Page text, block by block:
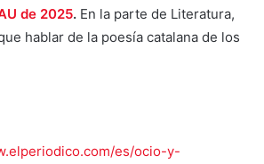
de 2025. En la parte de Literatura,
hablar de la poesía catalana de los
es/ocio-y-